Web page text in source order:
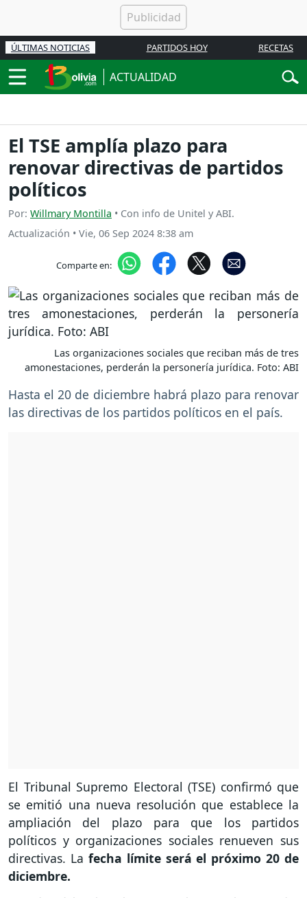
ÚLTIMAS NOTICIAS PARTIDOS HOY RECETAS
ACTUALIDAD
El TSE amplía plazo para
renovar directivas de partidos
políticos
Por: Willmary Montilla • Con info de Unitel y ABI.
Actualización • Vie, 06 Sep 2024 8:38 am
Comparte en:
Las organizaciones sociales que reciban más de tres
amonestaciones, perderán la personería jurídica. Foto: ABI
Hasta el 20 de diciembre habrá plazo para renovar
las directivas de los partidos políticos en el país.
El Tribunal Supremo Electoral (TSE) confirmó que
se emitió una nueva resolución que establece la
ampliación del plazo para que los partidos
políticos y organizaciones sociales renueven sus
directivas. La fecha límite será el próximo 20 de
diciembre.